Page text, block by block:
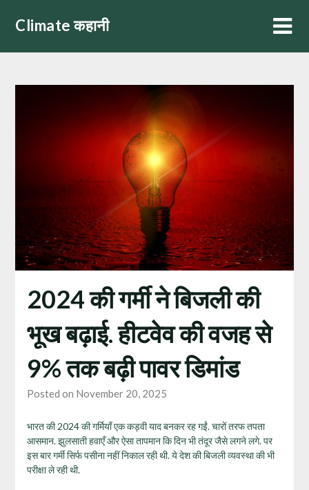
Climate कहानी
2024 की गर्मी ने बिजली की
भूख बढ़ाई. हीटवेव की वजह से
9% तक बढ़ी पावर डिमांड
Posted on November 20, 2025
भारत की 2024 की गर्मियाँ एक कड़वी याद बनकर रह गईं. चारों तरफ तपता
आसमान. झुलसाती हवाएँ और ऐसा तापमान कि दिन भी तंदूर जैसे लगने लगे. पर
इस बार गर्मी सिर्फ पसीना नहीं निकाल रही थी. ये देश की बिजली व्यवस्था की भी
परीक्षा ले रही थी.